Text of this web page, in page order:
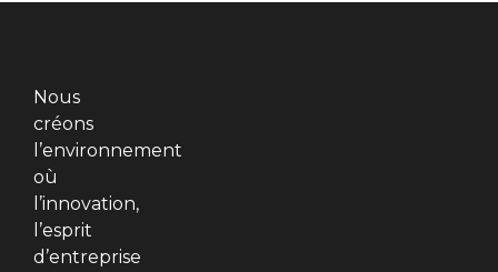
Nous
créons
l’environnement
où
l’innovation,
l’esprit
d’entreprise